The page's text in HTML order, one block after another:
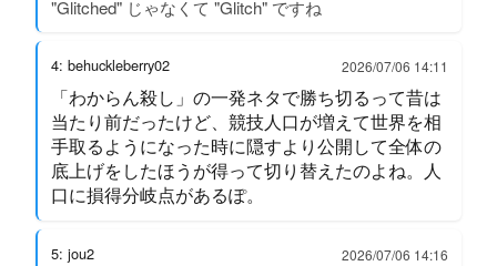
"Glitched" じゃなくて "Glitch" ですね
4: behuckleberry02 2026/07/06 14:11
「わからん殺し」の一発ネタで勝ち切るって昔は
当たり前だったけど、競技人口が増えて世界を相
手取るようになった時に隠すより公開して全体の
底上げをしたほうが得って切り替えたのよね。人
口に損得分岐点があるぽ。
5: jou2 2026/07/06 14:16